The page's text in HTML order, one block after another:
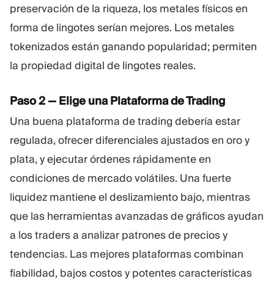
preservación de la riqueza, los metales físicos en
forma de lingotes serían mejores. Los metales
tokenizados están ganando popularidad; permiten
la propiedad digital de lingotes reales.
Paso 2 — Elige una Plataforma de Trading
Una buena plataforma de trading debería estar
regulada, ofrecer diferenciales ajustados en oro y
plata, y ejecutar órdenes rápidamente en
condiciones de mercado volátiles. Una fuerte
liquidez mantiene el deslizamiento bajo, mientras
que las herramientas avanzadas de gráficos ayudan
a los traders a analizar patrones de precios y
tendencias. Las mejores plataformas combinan
fiabilidad, bajos costos y potentes características